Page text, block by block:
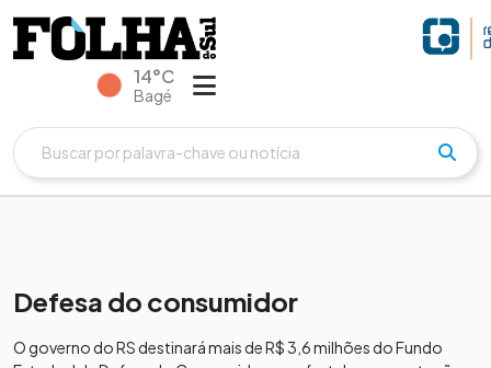
14°C
Bagé
Defesa do consumidor
O governo do RS destinará mais de R$ 3,6 milhões do Fundo